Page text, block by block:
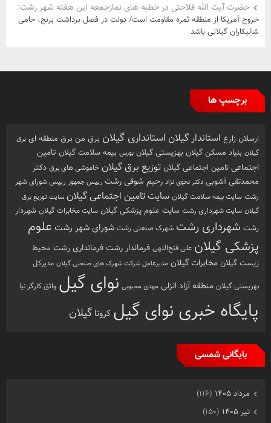
حضرت آیت الله فلاحتی در خطبه های نمازجمعه این هفته شهر رشت:
خروج آمریکا از منطقه ثمره مقاومت است/ دولت در فصل برداشت برنج، حامی
شالیکاران گیلانی باشد
برچسپ ها
ارسلان زارع استاندار گیلان استانداری گیلان برق من برق منطقه ای برق
گیلان بنیاد مسکن گیلان بهزیستی گیلان بورس بیمه سلامت گیلان تامین
اجتماعی تامین اجتماعی گیلان توزیع برق گیلان خاموشی های برق دکتر
محمدتقی آشوبی دکتر نحوی نژاد رحیم شوقیرشت رییس جمهور رییس شورای شهر
رشت سایت بیمه سلامت گیلان سایت تامین اجتماعی گیلان سایت توزیع برق
گیلان سایت شهرداری رشت سایت علوم پزشکی گیلان سایت مخابرات گیلان شهردار
رشت شهرداری رشت شهرک صنعتی رشت شورای شهر رشت علوم
پزشکی گیلان علی فتح‌اللهی فرماندار رشتفرمانداری رشت محیط
زیست گیلانمخابرات گیلان مدیرعامل شرکت شهرک های صنعتی گیلان مدیرکل
بهزیستی گیلان منطقه آزاد انزلی مهدی محبوبی نوای گیل واثق کارگر نیا
پایگاه خبری نوای گیل کرونا گیلان
بایگانی شمسی
مرداد ۱۴۰۵
(۱۱۶)
تیر ۱۴۰۵
(۱۵۰)